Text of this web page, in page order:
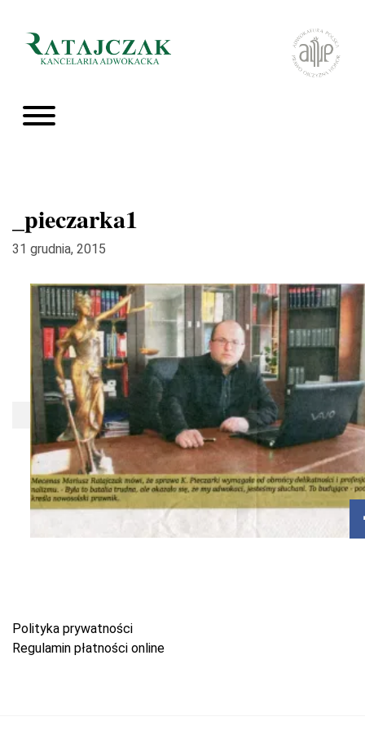
_pieczarka1
31 grudnia, 2015
Polityka prywatności
Regulamin płatności online